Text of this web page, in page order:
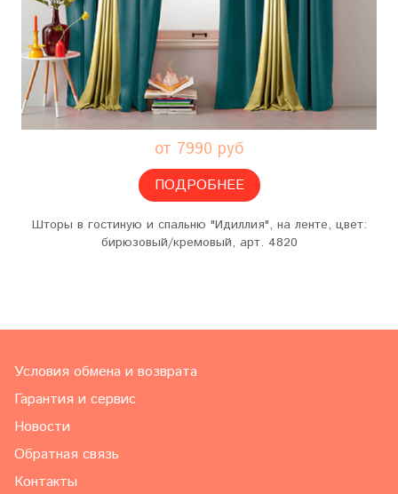
от 7990 руб
ПОДРОБНЕЕ
Шторы в гостиную и спальню "Идиллия", на ленте, цвет:
бирюзовый/кремовый, арт. 4820
Условия обмена и возврата
Гарантия и сервис
Новости
Обратная связь
Контакты